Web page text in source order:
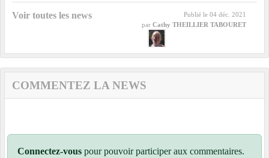
Voir toutes les news Publié le 04 déc. 2021
par Cathy THEILLIER TABOURET
COMMENTEZ LA NEWS
Connectez-vous pour pouvoir participer aux commentaires.